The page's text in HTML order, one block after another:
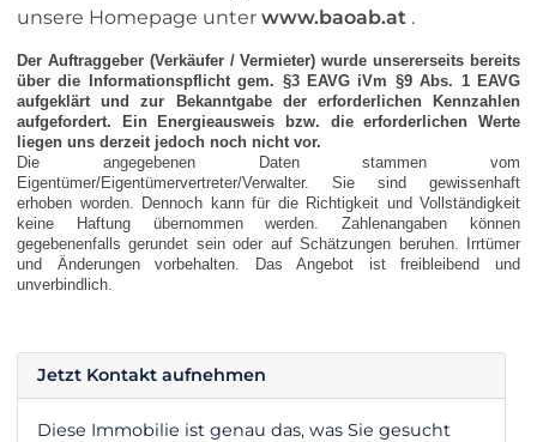
unsere Homepage unter www.baoab.at .
Der Auftraggeber (Verkäufer / Vermieter) wurde unsererseits bereits
über die Informationspflicht gem. §3 EAVG iVm §9 Abs. 1 EAVG
aufgeklärt und zur Bekanntgabe der erforderlichen Kennzahlen
aufgefordert. Ein Energieausweis bzw. die erforderlichen Werte
liegen uns derzeit jedoch noch nicht vor.
Die angegebenen Daten stammen vom
Eigentümer/Eigentümervertreter/Verwalter. Sie sind gewissenhaft
erhoben worden. Dennoch kann für die Richtigkeit und Vollständigkeit
keine Haftung übernommen werden. Zahlenangaben können
gegebenenfalls gerundet sein oder auf Schätzungen beruhen. Irrtümer
und Änderungen vorbehalten. Das Angebot ist freibleibend und
unverbindlich.
Jetzt Kontakt aufnehmen
Diese Immobilie ist genau das, was Sie gesucht